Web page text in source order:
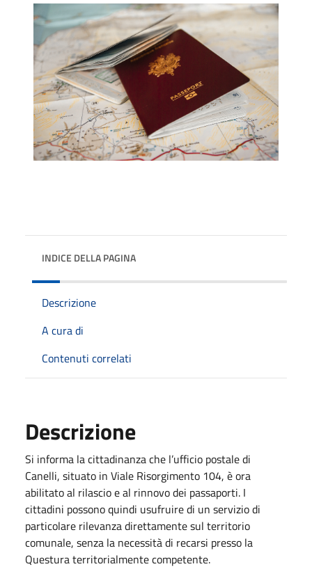
INDICE DELLA PAGINA
Descrizione
A cura di
Contenuti correlati
Descrizione
Si informa la cittadinanza che l’ufficio postale di
Canelli, situato in Viale Risorgimento 104, è ora
abilitato al rilascio e al rinnovo dei passaporti. I
cittadini possono quindi usufruire di un servizio di
particolare rilevanza direttamente sul territorio
comunale, senza la necessità di recarsi presso la
Questura territorialmente competente.